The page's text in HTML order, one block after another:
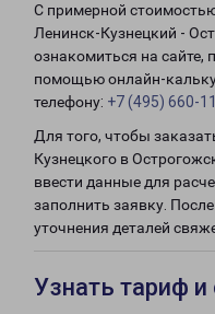
С примерной
Ленинск-Кузнецкий -
ознакомиться на сайте,
помощью онлайн-
телефону: +7 (495) 660-
Для того, чтобы
Кузнецкого в
ввести данные для
заполнить заявку.
уточнения деталей
Узнать тариф